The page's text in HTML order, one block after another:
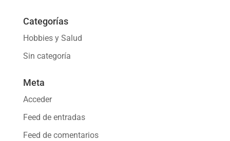
Categorías
Hobbies y Salud
Sin categoría
Meta
Acceder
Feed de entradas
Feed de comentarios